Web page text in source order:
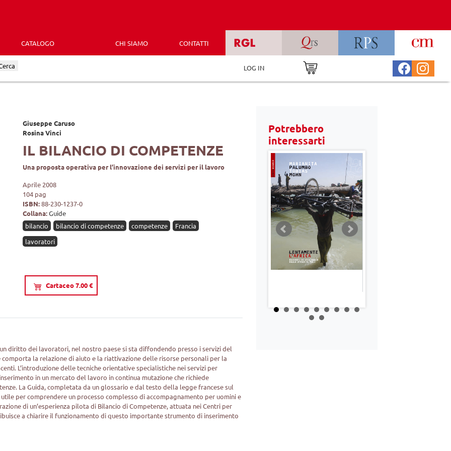
CATALOGO CHI SIAMO CONTATTI
LOG IN
Giuseppe Caruso
Rosina Vinci
IL BILANCIO DI COMPETENZE
Una proposta operativa per l’innovazione dei servizi per il lavoro
Aprile 2008
104 pag
ISBN:88-230-1237-0
Collana:Guide
bilancio
bilancio di competenze competenze
Francia
lavoratori
Cartaceo 7.00 €
diritto dei lavoratori, nel nostro paese si sta diffondendo presso i servizi del
la relazione di aiuto e la riattivazione delle risorse personali per la
L’introduzione delle tecniche orientative specialistiche nei servizi per
in un mercato del lavoro in continua mutazione che richiede
La Guida, completata da un glossario e dal testo della legge francese sul
per comprendere un processo complesso di accompagnamento per uomini e
di un’esperienza pilota di Bilancio di Competenze, attuata nei Centri per
a chiarire il funzionamento di questo importante strumento di inserimento
Potrebbero
interessarti